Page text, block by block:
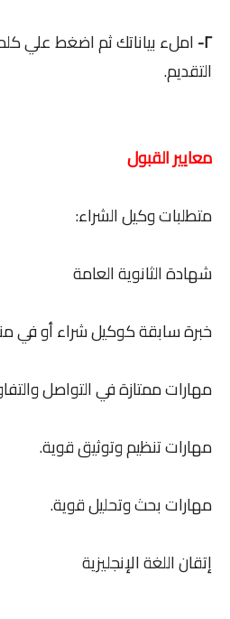
٢-
التقديم.
معايير القبول
متطلبات وكيل الشراء:
شهادة الثانوية العامة
خبرة سابقة كوكيل شراء أو في
مهارات ممتازة في التواصل
مهارات تنظيم وتوثيق قوية.
مهارات بحث وتحليل قوية.
إتقان اللغة الإنجليزية